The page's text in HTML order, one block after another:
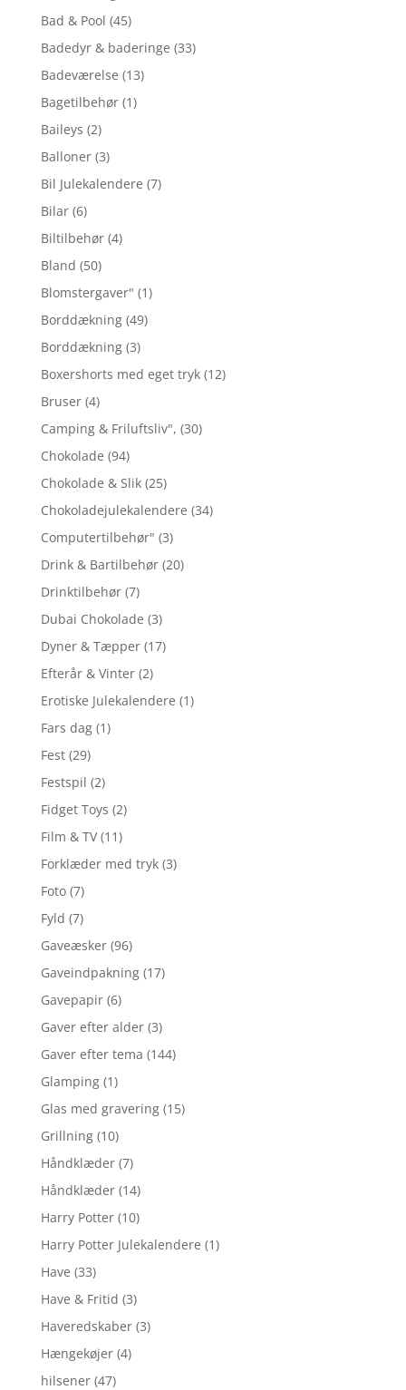
Bad & Pool (45)
Badedyr & baderinge (33)
Badeværelse (13)
Bagetilbehør (1)
Baileys (2)
Balloner (3)
Bil Julekalendere (7)
Bilar (6)
Biltilbehør (4)
Bland (50)
Blomstergaver" (1)
Borddækning (49)
Borddækning (3)
Boxershorts med eget tryk (12)
Bruser (4)
Camping & Friluftsliv", (30)
Chokolade (94)
Chokolade & Slik (25)
Chokoladejulekalendere (34)
Computertilbehør" (3)
Drink & Bartilbehør (20)
Drinktilbehør (7)
Dubai Chokolade (3)
Dyner & Tæpper (17)
Efterår & Vinter (2)
Erotiske Julekalendere (1)
Fars dag (1)
Fest (29)
Festspil (2)
Fidget Toys (2)
Film & TV (11)
Forklæder med tryk (3)
Foto (7)
Fyld (7)
Gaveæsker (96)
Gaveindpakning (17)
Gavepapir (6)
Gaver efter alder (3)
Gaver efter tema (144)
Glamping (1)
Glas med gravering (15)
Grillning (10)
Håndklæder (7)
Håndklæder (14)
Harry Potter (10)
Harry Potter Julekalendere (1)
Have (33)
Have & Fritid (3)
Haveredskaber (3)
Hængekøjer (4)
hilsener (47)